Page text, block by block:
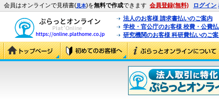
会員はオンラインで見積書(見本)を無料で作成できます 会員登録(無料) ログイン
法人のお客様 請求書払いのご案内
学校・官公庁のお客様 校費・公費
研究機関のお客様 科研費払いのご